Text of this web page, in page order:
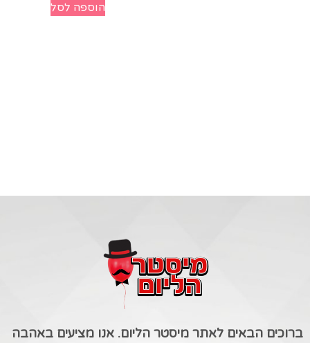
הוספה לסל
ברוכים הבאים לאתר מיסטר הליום. אנו מציעים באהבה